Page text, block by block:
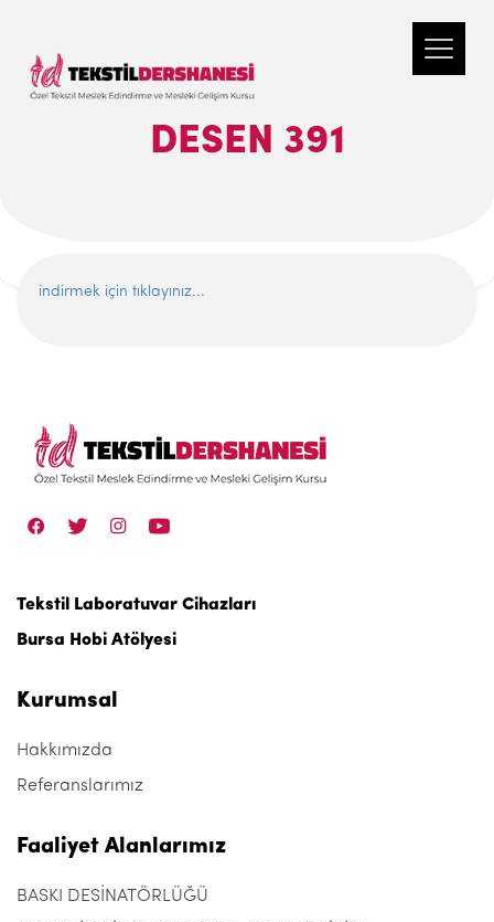
DESEN 391
indirmek için tıklayınız...
Tekstil Laboratuvar Cihazları
Bursa Hobi Atölyesi
Kurumsal
Hakkımızda
Referanslarımız
Faaliyet Alanlarımız
BASKI DESİNATÖRLÜĞÜ